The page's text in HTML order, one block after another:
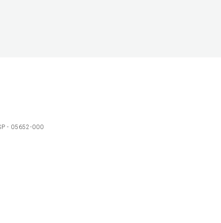
- 05652-000